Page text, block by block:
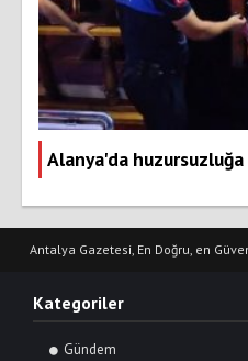
Alanya'da
Antalya Gazetesi, En Doğru, en
Kategoriler
Gündem